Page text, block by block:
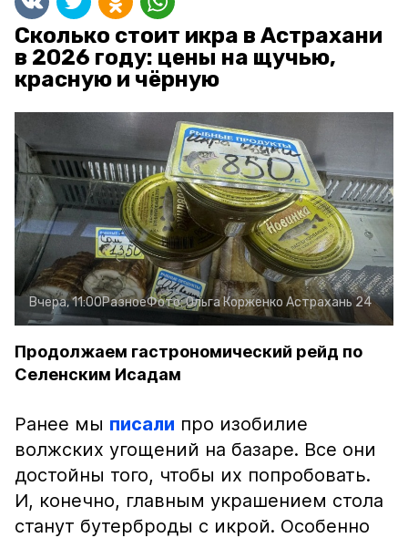
Сколько стоит икра в Астрахани
в 2026 году: цены на щучью,
красную и чёрную
Вчера, 11:00РазноеФото:Ольга Корженко Астрахань 24
Продолжаем гастрономический рейд по
Селенским Исадам
Ранее мы писали про изобилие
волжских угощений на базаре. Все они
достойны того, чтобы их попробовать.
И, конечно, главным украшением стола
станут бутерброды с икрой. Особенно